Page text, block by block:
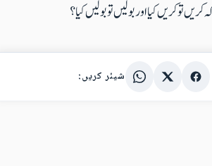
تو کریں کیا اور بولیں تو بولیں کیا؟
شیئر کریں: